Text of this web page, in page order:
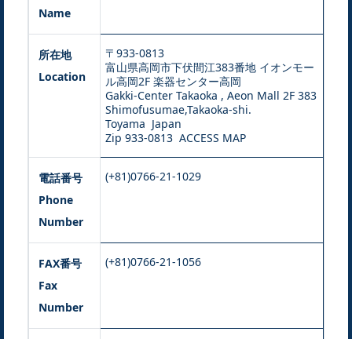
Name
所在地
Location
〒933-0813
富山県高岡市下伏間江383番地 イオンモー
ル高岡2F 楽器センター高岡
Gakki-Center Takaoka , Aeon Mall 2F 383
Shimofusumae,Takaoka-shi.
Toyama Japan
Zip 933-0813 ACCESS MAP
電話番号
Phone
Number
(+81)0766-21-1029
FAX番号
Fax
Number
(+81)0766-21-1056